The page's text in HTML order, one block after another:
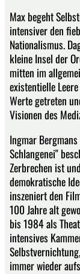
Max begeht
intensiver den
Nationalismus.
kleine Insel der
mitten im
existentielle
Werte getreten
Visionen des
Ingmar
Schlangenei"
Zerbrechen ist
demokratische
inszeniert den
100 Jahre alt
bis 1984 als
intensives
immer wieder